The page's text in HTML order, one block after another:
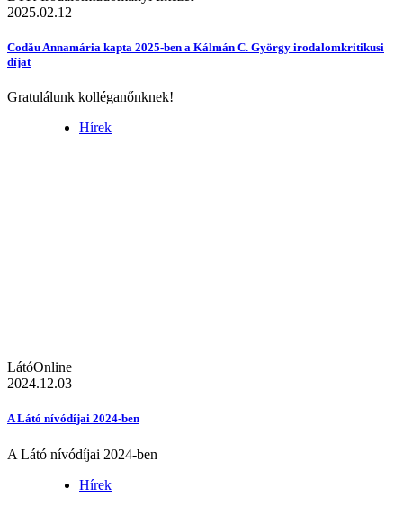
2025.02.12
Codău Annamária kapta 2025-ben a Kálmán C. György irodalomkritikusi
díjat
Gratulálunk kolléganőnknek!
Hírek
LátóOnline
2024.12.03
A Látó nívódíjai 2024-ben
A Látó nívódíjai 2024-ben
Hírek